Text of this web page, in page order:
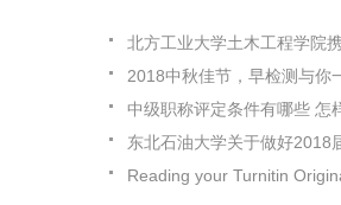
中级职称评定条件有哪些 怎